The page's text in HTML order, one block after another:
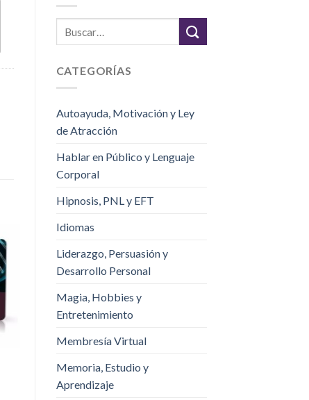
CATEGORÍAS
Autoayuda, Motivación y Ley
de Atracción
Hablar en Público y Lenguaje
Corporal
Hipnosis, PNL y EFT
Idiomas
Liderazgo, Persuasión y
Desarrollo Personal
Magia, Hobbies y
Entretenimiento
Membresía Virtual
Memoria, Estudio y
Aprendizaje
¡Oferta!
La Seducción Inteligente –
Álvaro Bonilla
29.00 $5.00